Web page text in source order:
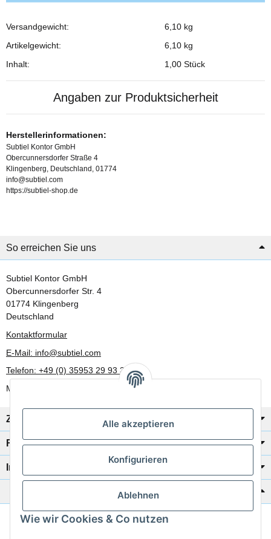
Alle akzeptieren
Konfigurieren
Ablehnen
Wie wir Cookies & Co nutzen
Produkteigenschaft
Wert
Versandgewicht:
6,10 kg
Artikelgewicht:
6,10 kg
Inhalt:
1,00 Stück
Angaben zur Produktsicherheit
Herstellerinformationen:
Subtiel Kontor GmbH
Obercunnersdorfer Straße 4
Klingenberg, Deutschland, 01774
info@subtiel.com
https://subtiel-shop.de
So erreichen Sie uns
Subtiel Kontor GmbH
Obercunnersdorfer Str. 4
01774 Klingenberg
Deutschland
Kontaktformular
E-Mail: info@subtiel.com
Telefon: +49 (0) 35953 29 93 30
Mo-Fr: 8:00 Uhr - 17:00 Uhr
Zahlung/Versand
Rechtliches
Informationen
Katalog zur Hand?
Zur Schnellbestellung